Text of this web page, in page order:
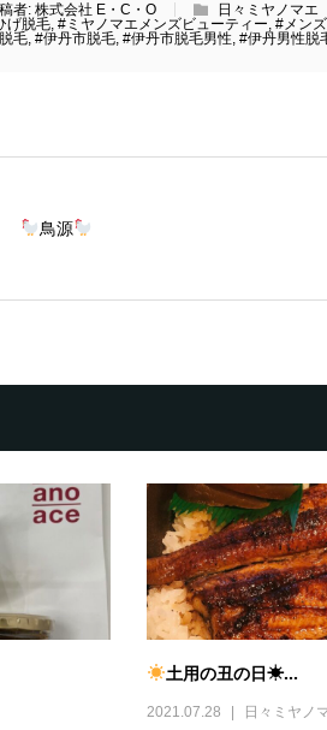
者: 株式会社 E・C・O
日々ミヤノマエ
げ脱毛, #ミヤノマエメンズビューティー, #メン
毛, #伊丹市脱毛, #伊丹市脱毛男性, #伊丹男性脱
鳥源
土用の丑の日☀...
2021.07.28 日々ミヤノ